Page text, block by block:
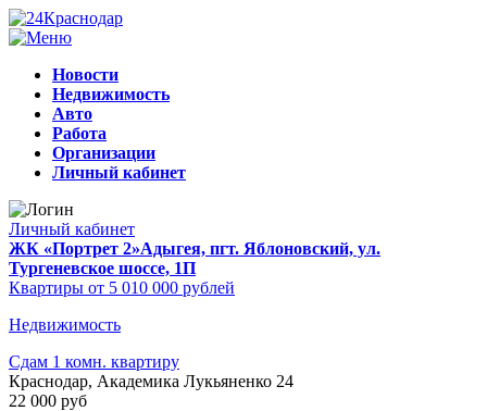
Новости
Недвижимость
Авто
Работа
Организации
Личный кабинет
Личный кабинет
ЖК «Портрет 2»Адыгея, пгт. Яблоновский, ул.
Тургеневское шоссе, 1П
Квартиры от 5 010 000 рублей
Недвижимость
Сдам 1 комн. квартиру
Краснодар, Академика Лукьяненко 24
22 000 руб